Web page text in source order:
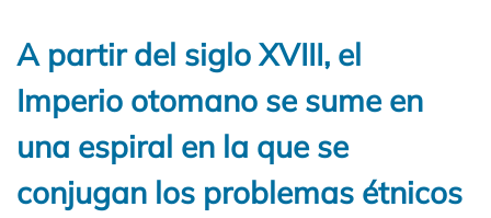
A partir del siglo XVIII, el
Imperio otomano se sume en
una espiral en la que se
conjugan los problemas étnicos